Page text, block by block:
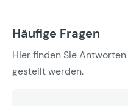
Häufige Fragen
Hier finden Sie
gestellt werden.